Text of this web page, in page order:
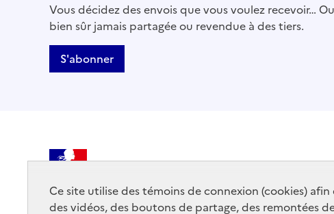
Ce site utilise des témoins de connexion (cookies)
des vidéos, des boutons de partage, des remontées
Vous décidez des envois que vous voulez recevoir…
bien sûr jamais partagée ou revendue à des tiers.
S'abonner
DE LA CULTURE